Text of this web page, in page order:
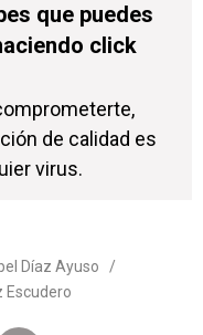
que puedes
click
de calidad es
virus.
Díaz Ayuso
/
Escudero